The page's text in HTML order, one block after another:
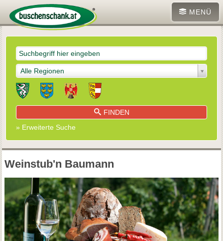
MENÜ
Alle Regionen
FINDEN
» Erweiterte Suche
Weinstub'n Baumann